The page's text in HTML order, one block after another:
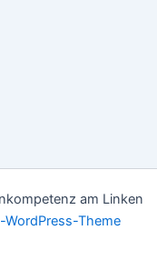
am Linken
WordPress-Theme